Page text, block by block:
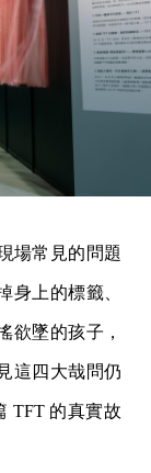
場常見的問題
上的標籤、
欲墜的孩子，
這四大哉問仍
TFT 的真實故